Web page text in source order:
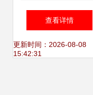
护 现代超声设备的
技术革新与应用前
查看详情
更新时间：2026-08-08
15:42:31